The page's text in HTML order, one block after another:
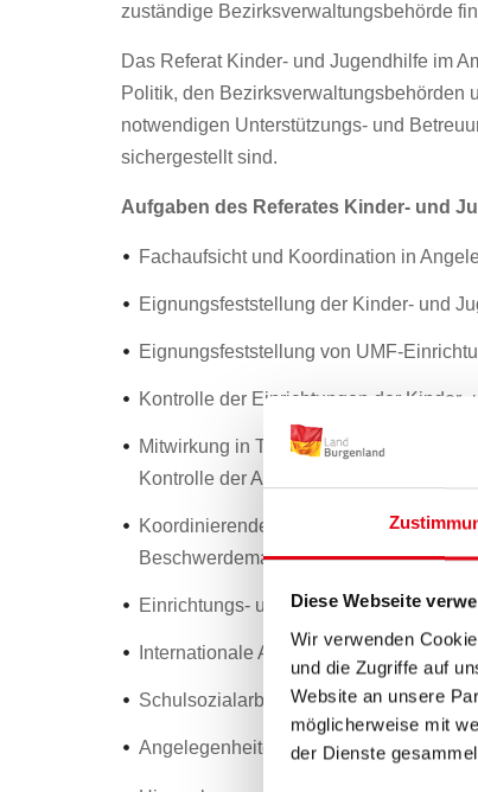
Diese Webseite
Wir verwenden
und die Zugriffe auf
Website an unsere
möglicherweise mit
der Dienste
zuständige Bezirksverwaltungsbehörde
Das Referat Kinder- und Jugendhilfe im
Politik, den Bezirksverwaltungsbehörden
notwendigen Unterstützungs- und
sichergestellt sind.
Aufgaben des Referates Kinder- und
Fachaufsicht und Koordination in
Eignungsfeststellung der Kinder- und
Eignungsfeststellung von UMF-
Kontrolle der Einrichtungen der Kinder-
Mitwirkung in Tagsatzangelegenheiten
Kontrolle der Anträge)
Koordinierende und rechtliche
Beschwerdemanagement
Einrichtungs- und
Internationale Adoption
Schulsozialarbeit
Angelegenheiten Pflegeeltern